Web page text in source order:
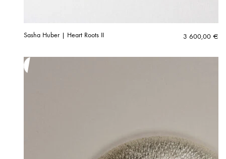
Sasha Huber | Heart Roots II 3 600,00 €